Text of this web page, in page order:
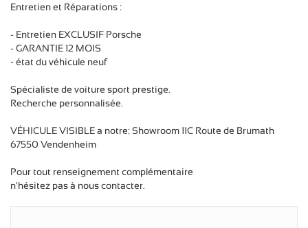
Entretien et Réparations :
- Entretien EXCLUSIF Porsche
- GARANTIE 12 MOIS
- état du véhicule neuf
Spécialiste de voiture sport prestige.
Recherche personnalisée.
VÉHICULE VISIBLE a notre: Showroom 11C Route de Brumath
67550 Vendenheim
Pour tout renseignement complémentaire
n'hésitez pas à nous contacter.